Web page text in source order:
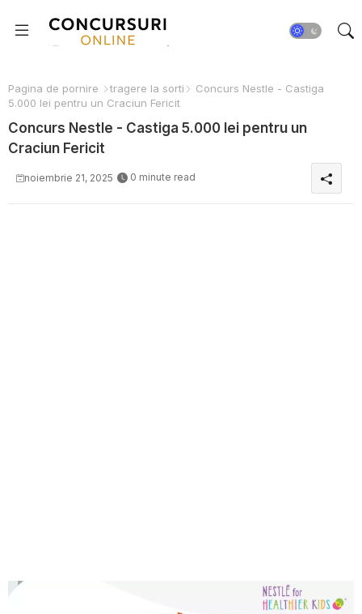
Pagina de pornire tragere la sorti
Concurs Nestle - Castiga
5.000 lei pentru un Craciun Fericit
Concurs Nestle - Castiga 5.000 lei pentru un
Craciun Fericit
noiembrie 21, 2025 0 minute read